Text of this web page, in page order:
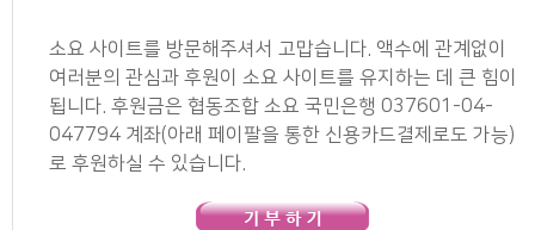
소요 사이트를 방문해주셔서 고맙습니다. 액수에 관계없이
여러분의 관심과 후원이 소요 사이트를 유지하는 데 큰 힘이
됩니다. 후원금은 협동조합 소요 국민은행 037601-04-
047794 계좌(아래 페이팔을 통한 신용카드결제로도 가능)
로 후원하실 수 있습니다.